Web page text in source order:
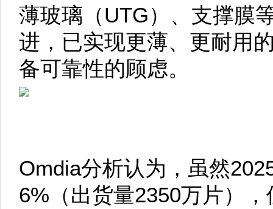
薄玻璃（UTG）、支撑膜
进，已实现更薄、更耐用
备可靠性的顾虑。
Omdia分析认为，虽然
6%（出货量2350万片）